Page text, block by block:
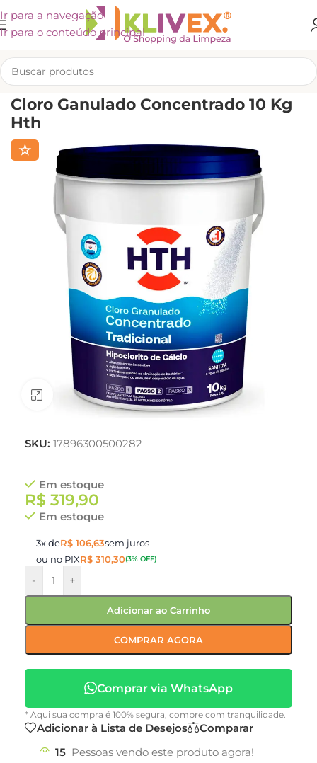
Ir para a navegação
Ir para o conteúdo principal
INÍCIO/PISCINAS
Cloro Ganulado Concentrado 10 Kg
Hth
☆
Clique para ampliar
SKU: 17896300500282
Em estoque
R$ 319,90
Em estoque
3x deR$ 106,63sem juros
ou no PIXR$ 310,30(3% OFF)
- +
Adicionar ao Carrinho
COMPRAR AGORA
Comprar via WhatsApp
* Aqui sua compra é 100% segura, compre com tranquilidade.
Adicionar à Lista de Desejos
Comparar
15 Pessoas vendo este produto agora!